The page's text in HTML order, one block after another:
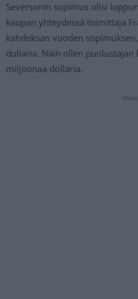
Seversonin sopimus olisi
kaupan yhteydessä toimittaja
kahdeksan vuoden
dollaria. Näin ollen puolustajan
miljoonaa dollaria.